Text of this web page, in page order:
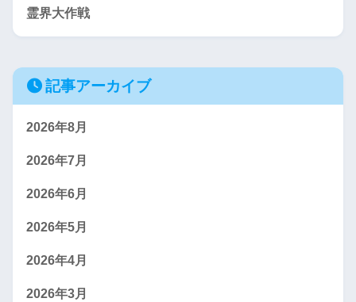
霊界大作戦
記事アーカイブ
2026年8月
2026年7月
2026年6月
2026年5月
2026年4月
2026年3月